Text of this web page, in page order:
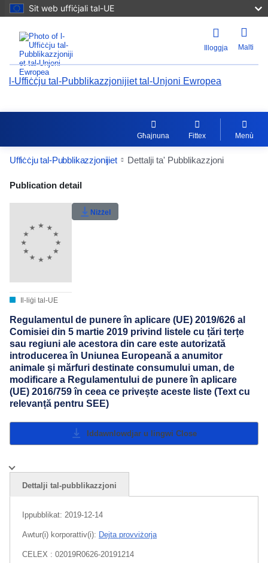
Sit web uffiċjali tal-UE
Illoggja Malti
l-Uffiċċju tal-Pubblikazzjonijiet tal-Unjoni Ewropea
Għajnuna Fittex Menù
Uffiċċju tal-Pubblikazzjonijiet Dettalji ta' Pubblikazzjoni
Publication Detail Actions Portlet
Klassifikazzjoni tal-utent
Publication detail
Il-liġi tal-UE
Niżżel
Regulamentul de punere în aplicare (UE) 2019/626 al
Comisiei din 5 martie 2019 privind listele cu țări terțe
sau regiuni ale acestora din care este autorizată
introducerea în Uniunea Europeană a anumitor
animale și mărfuri destinate consumului uman, de
modificare a Regulamentului de punere în aplicare
(UE) 2016/759 în ceea ce privește aceste liste (Text cu
relevanță pentru SEE)
Iddawnlowdjar u lingwi Close
Dettalji tal-pubblikazzjoni
Ippubblikat: 2019-12-14
Awtur(i) korporattiv(i): Dejta provviżorja
CELEX : 02019R0626-20191214